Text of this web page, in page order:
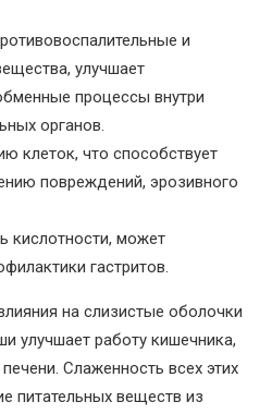
и
улучшает
процессы внутри
органов.
клеток, что способствует
повреждений, эрозивного
кислотности, может
гастритов.
на слизистые оболочки
улучшает работу кишечника,
Слаженность всех этих
питательных веществ из